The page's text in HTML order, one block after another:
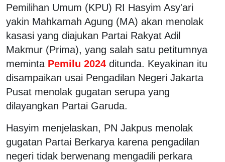
Pemilihan Umum (KPU) RI Hasyim Asy'ari
yakin Mahkamah Agung (MA) akan menolak
kasasi yang diajukan Partai Rakyat Adil
Makmur (Prima), yang salah satu petitumnya
meminta Pemilu 2024 ditunda. Keyakinan itu
disampaikan usai Pengadilan Negeri Jakarta
Pusat menolak gugatan serupa yang
dilayangkan Partai Garuda.
Hasyim menjelaskan, PN Jakpus menolak
gugatan Partai Berkarya karena pengadilan
negeri tidak berwenang mengadili perkara